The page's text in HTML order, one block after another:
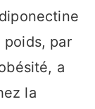
par
a
la